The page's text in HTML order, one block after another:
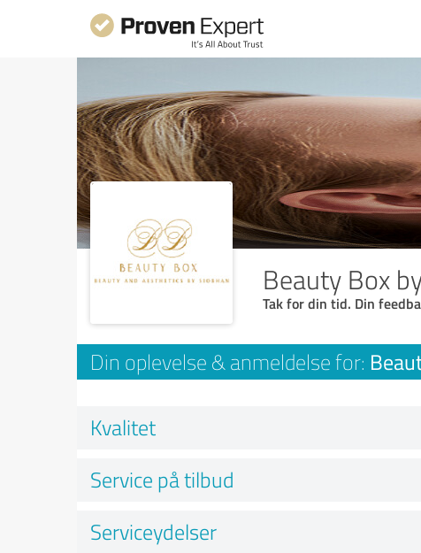
Beauty Box
Tak for din tid. Din
Din oplevelse & anmeldelse for:
Kvalitet
Service på tilbud
Serviceydelser